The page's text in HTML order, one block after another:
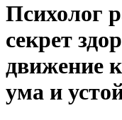
Психолог
секрет
движение
ума и